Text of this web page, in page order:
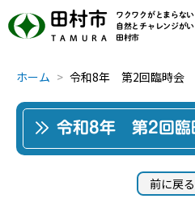
田村市
TAMURA
ワクワクがとまらない
自然とチャレンジが
田村市
ホーム 令和8年 第2回臨時会
令和8年 第2回臨
前に戻る